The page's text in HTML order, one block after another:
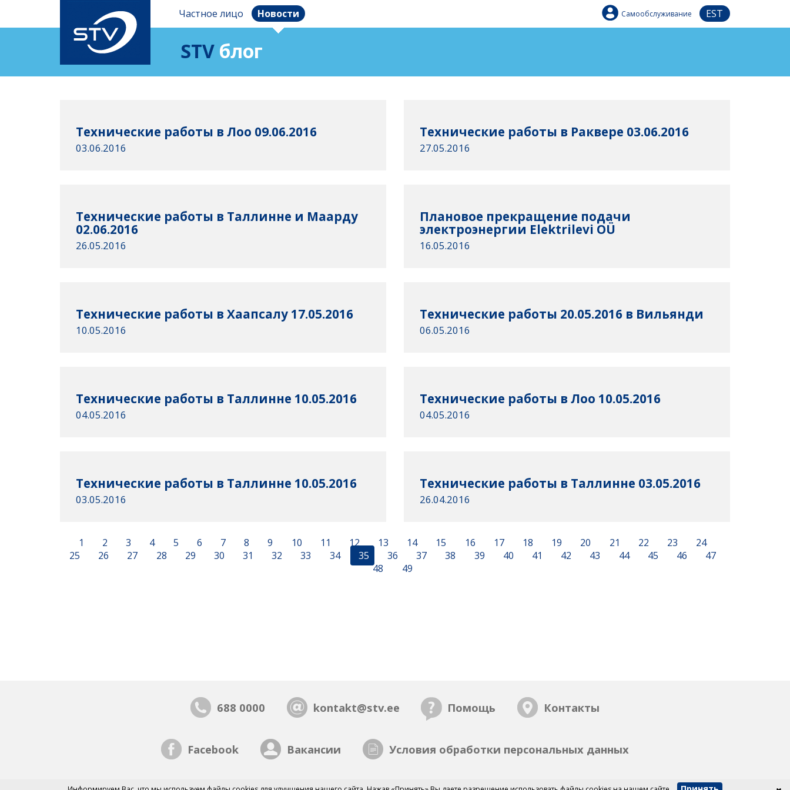
Частное лицо Новости Самообслуживание EST
STV блог
Технические работы в Лоо 09.06.2016
03.06.2016
Технические работы в Раквере 03.06.2016
27.05.2016
Технические работы в Таллинне и Маарду
02.06.2016
26.05.2016
Плановое прекращение подачи
электроэнергии Elektrilevi OÜ
16.05.2016
Технические работы в Хаапсалу 17.05.2016
10.05.2016
Технические работы 20.05.2016 в Вильянди
06.05.2016
Технические работы в Таллинне 10.05.2016
04.05.2016
Технические работы в Лоо 10.05.2016
04.05.2016
Технические работы в Таллинне 10.05.2016
03.05.2016
Технические работы в Таллинне 03.05.2016
26.04.2016
1 2 3 4 5 6 7 8 9 10 11 12 13 14 15 16 17 18 19 20 21 22 23
24
25
26 27 28 29 30 31 32 33 34 35 36 37 38 39 40 41 42 43 44 45 46
47
48
49
688 0000 kontakt@stv.ee Помощь Контакты
Facebook Вакансии Условия обработки персональных данных